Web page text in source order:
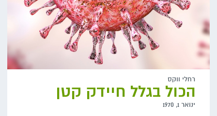
רחלי ווקס
הכול בגלל חיידק קטן
ינואר 1, 1970